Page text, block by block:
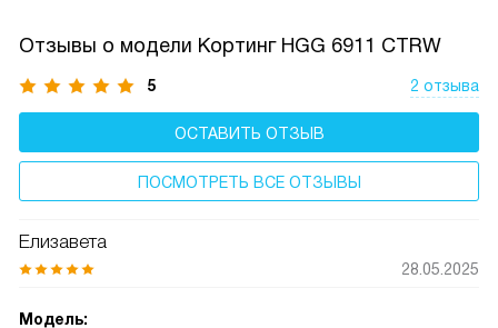
Отзывы о модели Кортинг HGG 6911 CTRW
5 2 отзыва
ОСТАВИТЬ ОТЗЫВ
ПОСМОТРЕТЬ ВСЕ ОТЗЫВЫ
Елизавета
28.05.2025
Модель: